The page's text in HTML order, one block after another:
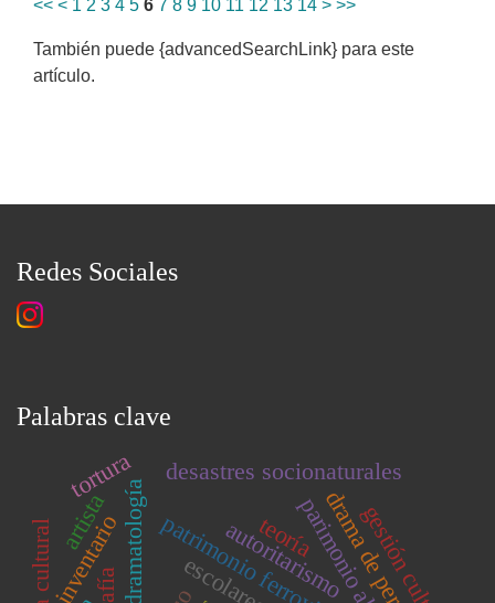
<< < 1 2 3 4 5 6 7 8 9 10 11 12 13 14 > >>
También puede {advancedSearchLink} para este
artículo.
Redes Sociales
Palabras clave
escolares
patrimonio ferroviario
dramatología
desastres socionaturales
inventario autoritarismogestión cultutal
tortura
teoría
artista